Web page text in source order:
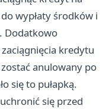
wypłaty środków i
Dodatkowo
kredytu
anulowany po
się to pułapką.
się przed